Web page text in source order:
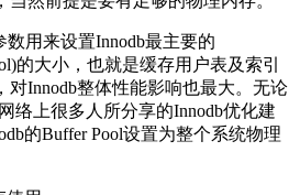
数用来设置Innodb最主要的
的大小，也就是缓存用户表及索引
对Innodb整体性能影响也最大。无论
络上很多人所分享的Innodb优化建
的Buffer Pool设置为整个系统物理